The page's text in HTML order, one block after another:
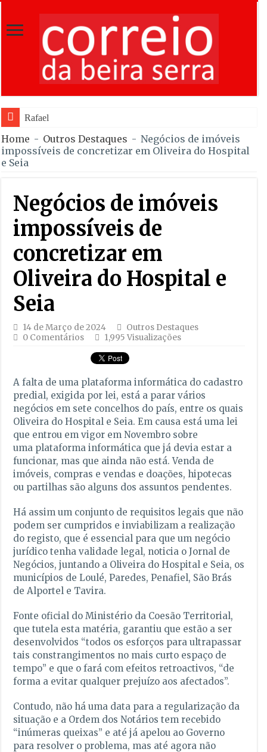
Rafael Barbas foi sétimo
Home - Outros Destaques - Negócios de imóveis
impossíveis de concretizar em Oliveira do Hospital
e Seia
Negócios de imóveis
impossíveis de
concretizar em
Oliveira do Hospital e
Seia
14 de Março de 2024
Outros Destaques
0 Comentários
1,995 Visualizações
A falta de uma plataforma informática do cadastro
predial, exigida por lei, está a parar vários
negócios em sete concelhos do país, entre os quais
Oliveira do Hospital e Seia. Em causa está uma lei
que entrou em vigor em Novembro sobre
uma plataforma informática que já devia estar a
funcionar, mas que ainda não está. Venda de
imóveis, compras e vendas e doações, hipotecas
ou partilhas são alguns dos assuntos pendentes.
Há assim um conjunto de requisitos legais que não
podem ser cumpridos e inviabilizam a realização
do registo, que é essencial para que um negócio
jurídico tenha validade legal, noticia o Jornal de
Negócios, juntando a Oliveira do Hospital e Seia, os
municípios de Loulé, Paredes, Penafiel, São Brás
de Alportel e Tavira.
Fonte oficial do Ministério da Coesão Territorial,
que tutela esta matéria, garantiu que estão a ser
desenvolvidos “todos os esforços para ultrapassar
tais constrangimentos no mais curto espaço de
tempo” e que o fará com efeitos retroactivos, “de
forma a evitar qualquer prejuízo aos afectados”.
Contudo, não há uma data para a regularização da
situação e a Ordem dos Notários tem recebido
“inúmeras queixas” e até já apelou ao Governo
para resolver o problema, mas até agora não